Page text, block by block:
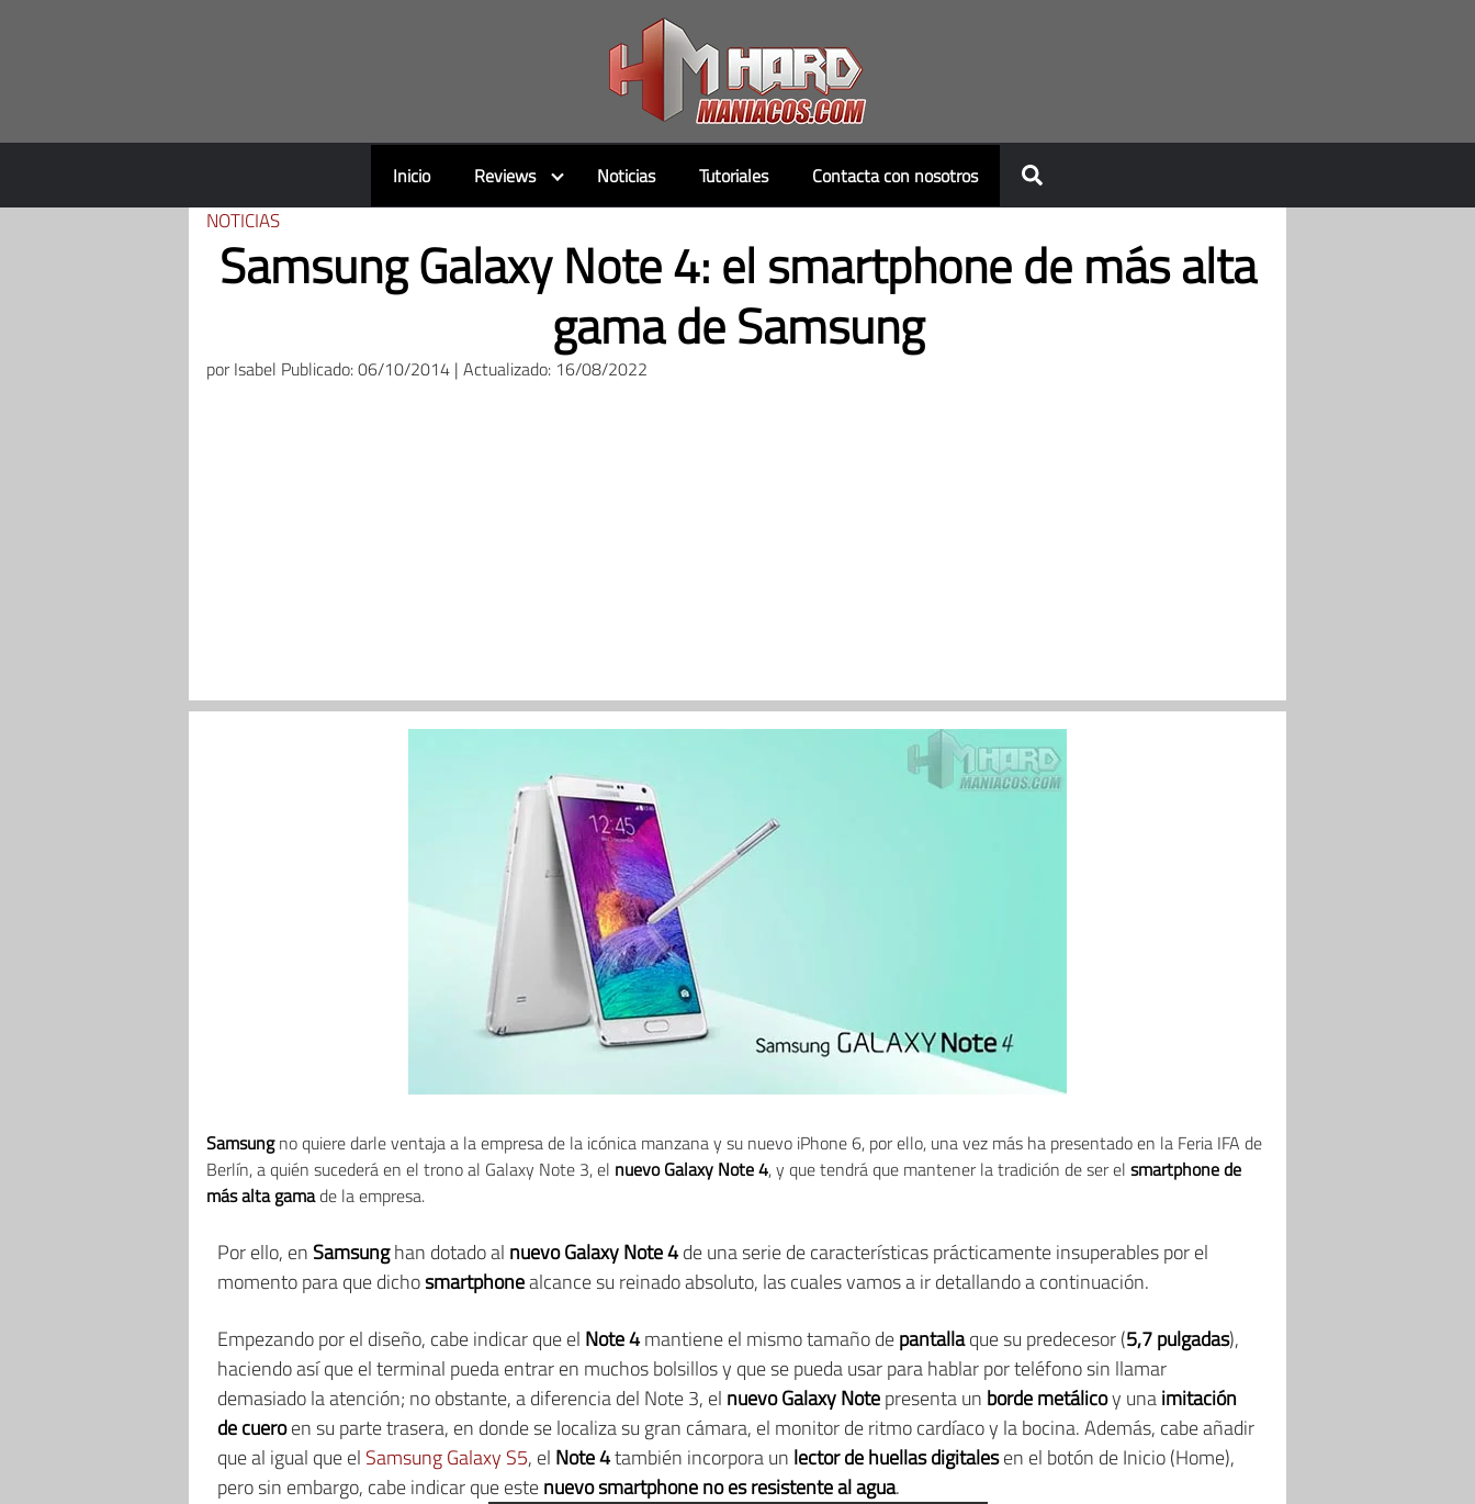
Inicio Reviews Noticias Tutoriales Contacta con nosotros
NOTICIAS
Samsung Galaxy Note 4: el smartphone de más alta
gama de Samsung
porIsabel Publicado: 06/10/2014 | Actualizado: 16/08/2022
Samsungno quiere darle ventaja a la empresa de la icónica manzana y su nuevo iPhone 6, por ello, una vez más ha presentado en la Feria IFA de
Berlín, a quién sucederá en el trono al Galaxy Note 3, el nuevo Galaxy Note 4, y que tendrá que mantener la tradición de ser el smartphone de
más alta gamade la empresa.
Por ello, en Samsunghan dotado al nuevo Galaxy Note 4de una serie de características prácticamente insuperables por el
momento para que dichosmartphonealcance su reinado absoluto, las cuales vamos a ir detallando a continuación.
Empezando por el diseño, cabe indicar que el Note 4mantiene el mismo tamaño depantallaque su predecesor (5,7 pulgadas),
haciendo así que el terminal pueda entrar en muchos bolsillos y que se pueda usar para hablar por teléfono sin llamar
demasiado la atención; no obstante, a diferencia del Note 3, el nuevo Galaxy Notepresenta un borde metálicoy unaimitación
de cueroen su parte trasera, en donde se localiza su gran cámara, el monitor de ritmo cardíaco y la bocina. Además, cabe añadir
que al igual que el Samsung Galaxy S5, el Note 4también incorpora un lector de huellas digitalesen el botón de Inicio (Home),
pero sin embargo, cabe indicar que estenuevo smartphone no es resistente al agua.